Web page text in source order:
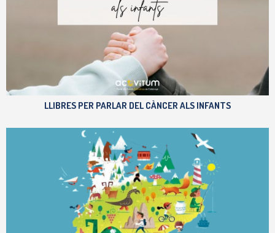
LLIBRES PER PARLAR DEL CÀNCER ALS INFANTS